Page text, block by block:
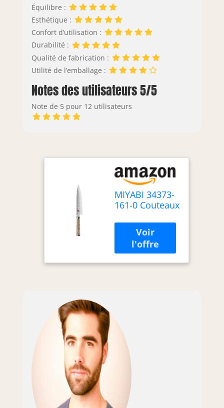
Équilibre :
Esthétique :
Confort d’utilisation :
Durabilité :
Qualité de fabrication :
Utilité de l’emballage :
Notes des utilisateurs 5/5
Note de 5 pour 12 utilisateurs
MIYABI 34373-
161-0 Couteaux
Gyutoh